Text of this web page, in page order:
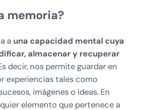
memoria?
a una capacidad mental cuya
almacenar y recuperar
decir, nos permite guardar en
experiencias tales como
imágenes o ideas. En
elemento que pertenece a